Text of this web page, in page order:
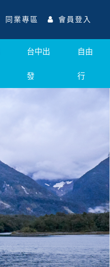
同業專區 會員登入
台中出
發
自由
行